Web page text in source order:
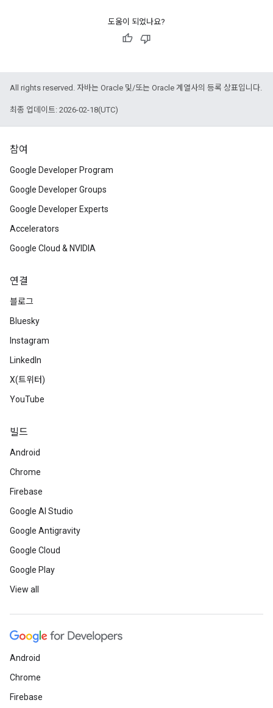
도움이 되었나요?
All rights reserved. 자바는 Oracle 및/또는 Oracle 계열사의 등록 상표입니다.
최종 업데이트: 2026-02-18(UTC)
참여
Google Developer Program
Google Developer Groups
Google Developer Experts
Accelerators
Google Cloud & NVIDIA
연결
블로그
Bluesky
Instagram
LinkedIn
X(트위터)
YouTube
빌드
Android
Chrome
Firebase
Google AI Studio
Google Antigravity
Google Cloud
Google Play
View all
Android
Chrome
Firebase